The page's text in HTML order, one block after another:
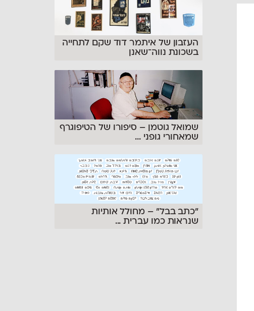
העזבון של איתמר דוד שקם לתחייה
בשכונת נווה־שאנן
שמואל גוטמן – סיפורו של הטיפוגרף
שמאחורי גופני ...
״כתב בבל״ – מחולל אותיות
שנראות כמו עברית...